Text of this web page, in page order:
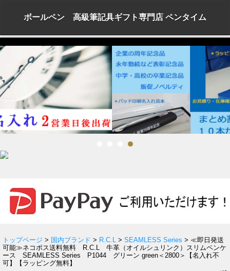
ボールペン 高級筆記具ギフト専門店 ペンタイム
トップページ > 国内ブランド > R.C.L > SEAMLESS Series > ≪即日発送
可能≫ネコポス送料無料 R.C.L 牛革（オイルシュリンク）スリムペンケ
ース SEAMLESS Series P1044 グリーン green＜2800＞【名入れ不
可】【ラッピング無料】